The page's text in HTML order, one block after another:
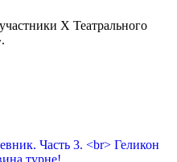
X Театрального
Часть 3. <br> Геликон
турне!